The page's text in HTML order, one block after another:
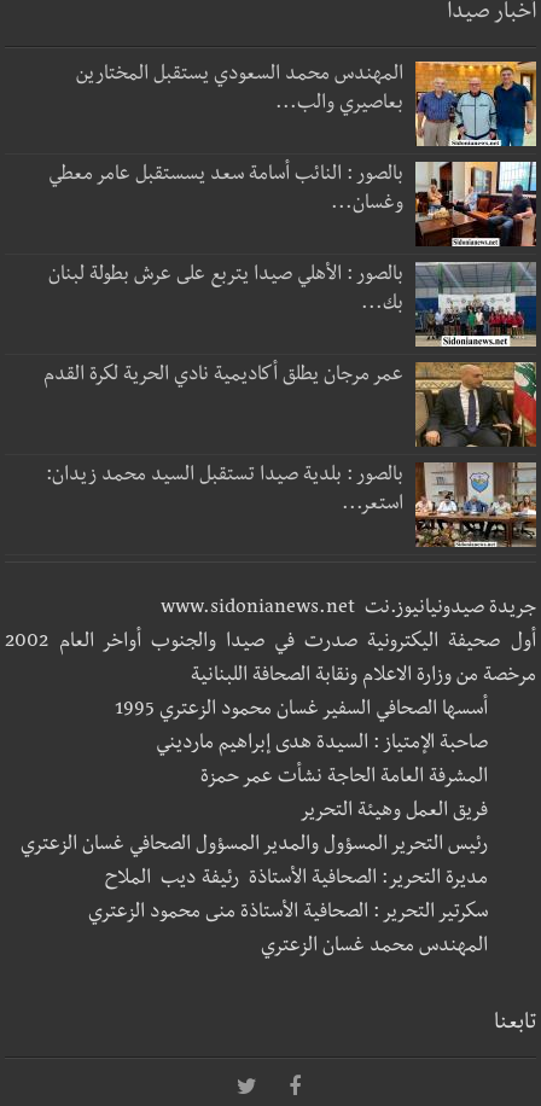
أخبار صيدا
المهندس محمد السعودي يستقبل المختارين
بعاصيري والب...
بالصور : النائب أسامة سعد يسستقبل عامر معطي
وغسان...
بالصور : الأهلي صيدا يتربع على عرش بطولة لبنان
بك...
عمر مرجان يطلق أكاديمية نادي الحرية لكرة القدم
بالصور : بلدية صيدا تستقبل السيد محمد زيدان:
استعر...
جريدة صيدونيانيوز.نت www.sidonianews.net
أول صحيفة اليكترونية صدرت في صيدا والجنوب أواخر العام 2002
مرخصة من وزارة الاعلام ونقابة الصحافة اللبنانية
أسسها الصحافي السفير غسان محمود الزعتري 1995
صاحبة الإمتياز : السيدة هدى إبراهيم مارديني
المشرفة العامة الحاجة نشأت عمر حمزة
فريق العمل وهيئة التحرير
رئيس التحرير المسؤول والمدير المسؤول الصحافي غسان الزعتري
مديرة التحرير: الصحافية الأستاذة رئيفة ديب الملاح
سكرتير التحرير : الصحافية الأستاذة منى محمود الزعتري
المهندس محمد غسان الزعتري
تابعنا